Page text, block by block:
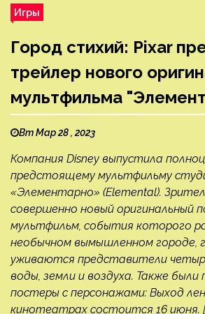
Игры
Город стихий: Pixar
трейлер нового
мультфильма
Вт Мар 28 , 2023
Компания Disney выпустила
предстоящему мультфильму
«Элементарно» (Elemental).
совершенно новый оригинальный
мультфильм, события которого
необычном вымышленном городе,
уживаются представители
воды, земли и воздуха. Также
постеры с персонажами: Выход
кинотеатрах состоится 16 июня.